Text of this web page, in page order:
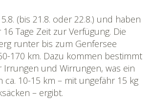
(bis 21.8. oder 22.8.) und haben
Tage Zeit zur Verfügung. Die
runter bis zum Genfersee
170 km. Dazu kommen bestimmt
Irrungen und Wirrungen, was ein
ca. 10-15 km – mit ungefähr 15 kg
– ergibt.